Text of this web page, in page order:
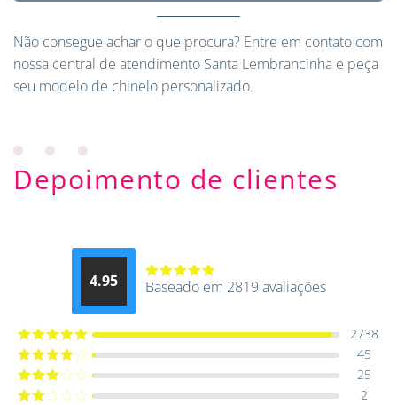
Não consegue achar o que procura? Entre em contato com
nossa central de atendimento Santa Lembrancinha e peça
seu modelo de chinelo personalizado.
Depoimento de clientes
4.95
Avaliação
Baseado em 2819 avaliações
Avaliação5
2738
Avaliação
45
Avaliação
25
2